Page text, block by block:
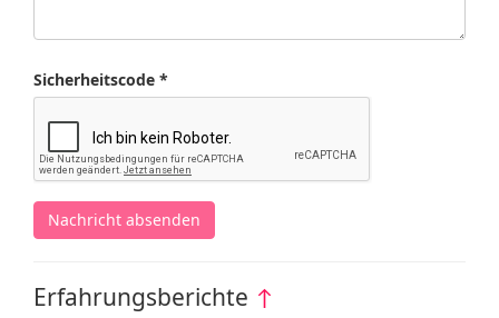
Sicherheitscode *
Nachricht absenden
Erfahrungsberichte ↑